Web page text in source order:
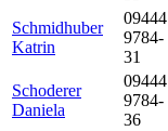
Schmidhuber
Katrin
09444
9784-
31
Schoderer
Daniela
09444
9784-
36